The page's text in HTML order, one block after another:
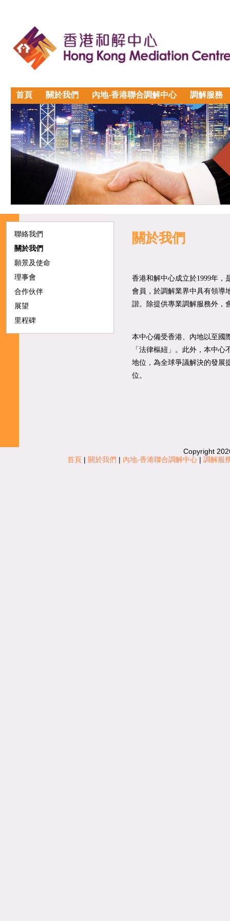
首頁 關於我們 內地-香港聯合調解中心 調解服務
聯絡我們
關於我們
願景及使命
理事會
合作伙伴
展望
里程碑
關於我們
香港和解中心成立於1999年，
會員，於調解業界中具有領導
諧。除提供專業調解服務外，
本中心備受香港、內地以至國
「法律樞紐」。此外，本中
地位，為全球爭議解決的發展
位。
Copyright
首頁 | 關於我們 | 內地-香港聯合調解中心 |調解服